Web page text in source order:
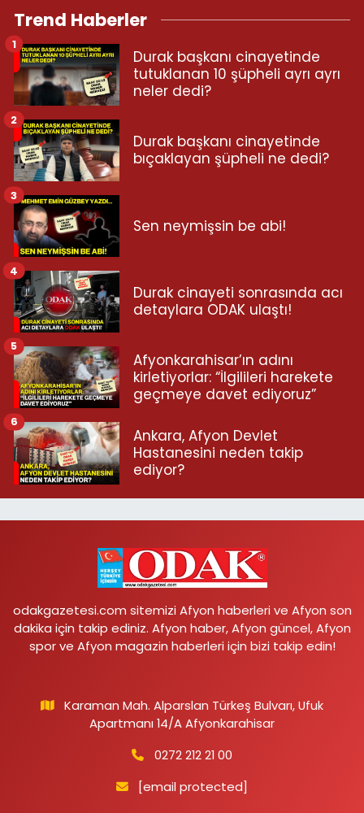
Trend Haberler
Durak başkanı cinayetinde
tutuklanan 10 şüpheli ayrı ayrı
neler dedi?
1
Durak başkanı cinayetinde
bıçaklayan şüpheli ne dedi?
2
Sen neymişsin be abi!
3
Durak cinayeti sonrasında acı
detaylara ODAK ulaştı!
4
Afyonkarahisar’ın adını
kirletiyorlar: “İlgilileri harekete
geçmeye davet ediyoruz”
5
Ankara, Afyon Devlet
Hastanesini neden takip
ediyor?
6
odakgazetesi.com sitemizi Afyon haberleri ve Afyon son
dakika için takip ediniz. Afyon haber, Afyon güncel, Afyon
spor ve Afyon magazin haberleri için bizi takip edin!
Karaman Mah. Alparslan Türkeş Bulvarı, Ufuk
Apartmanı 14/A Afyonkarahisar
0272 212 21 00
[email protected]